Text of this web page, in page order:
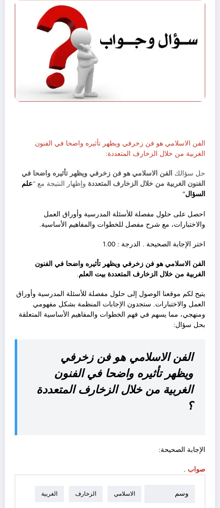
الفن الاسلامي هو فن زخرفي ويظهر تأثيره واضحا في الفنون
الغربية من خلال الزخارف المتعددة:
حل سؤالك الفن الاسلامي هو فن زخرفي ويظهر تأثيره واضحا في
الفنون الغربية من خلال الزخارف المتعددة وإظهار النتيجة مع “علم
السؤال“
احصل على حلول مفصلة للأسئلة المدرسية وأوراق العمل
والاختبارات، مع شرح مفصل للخطوات والمفاهيم الأساسية.
اختر الإجابة الصحيحة . الدرجة : 1.00
الفن الاسلامي هو فن زخرفي ويظهر تأثيره واضحا في الفنون
الغربية من خلال الزخارف المتعددة بيت العلم.
يتيح لكم موقعنا الوصول إلى حلول مفصلة للأسئلة المدرسية وأوراق
العمل والاختبارات. ستجدون الإجابات المنظمة بشكل مفهومي
ومنهجي، مما يسهم في فهم الخطوات والمفاهيم الأساسية المتعلقة
بحل سؤال:
الفن الاسلامي هو فن زخرفي
ويظهر تأثيره واضحا في الفنون
الغربية من خلال الزخارف المتعددة
؟
الإجابة الصحيحة:
صواب .
وسم الاسلامي الزخارف الغربية